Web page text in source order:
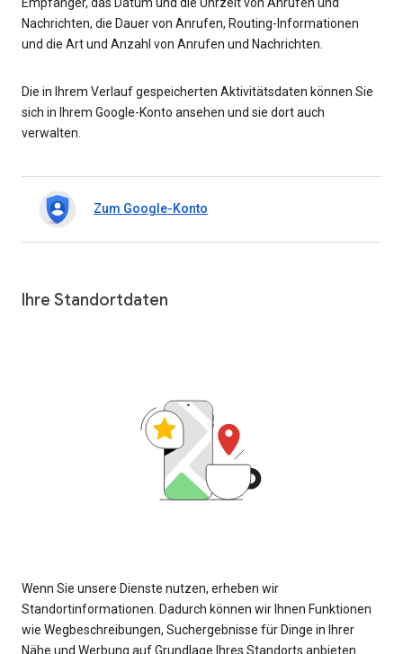
Empfänger, das Datum und die Uhrzeit von Anrufen und
Nachrichten, die Dauer von Anrufen, Routing-Informationen
und die Art und Anzahl von Anrufen und Nachrichten.
Die in Ihrem Verlauf gespeicherten Aktivitätsdaten können Sie
sich in Ihrem Google-Konto ansehen und sie dort auch
verwalten.
Zum Google-Konto
Ihre Standortdaten
Wenn Sie unsere Dienste nutzen, erheben wir
Standortinformationen. Dadurch können wir Ihnen Funktionen
wie Wegbeschreibungen, Suchergebnisse für Dinge in Ihrer
Nähe und Werbung auf Grundlage Ihres Standorts anbieten.